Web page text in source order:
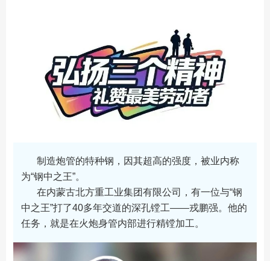
制造炮管的特种钢，因其超高的强度，被业内称
为“钢中之王”。
在内蒙古北方重工业集团有限公司，有一位与“钢
中之王”打了40多年交道的深孔镗工——戎鹏强。他的
任务，就是在火炮身管内部进行精镗加工。